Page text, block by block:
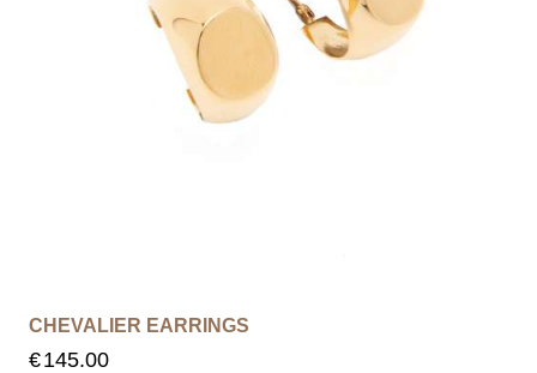
CHEVALIER EARRINGS
€145.00